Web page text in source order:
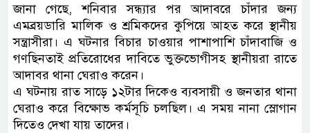
জানা গেছে, শনিবার সন্ধ্যার পর আদাবরে চাঁদার জন্য
এমব্রয়ডারি মালিক ও শ্রমিকদের কুপিয়ে আহত করে স্থানীয়
সন্ত্রাসীরা। এ ঘটনার বিচার চাওয়ার পাশাপাশি চাঁদাবাজি ও
গণছিনতাই প্রতিরোধের দাবিতে ভুক্তভোগীসহ স্থানীয়রা রাতে
আদাবর থানা ঘেরাও করেন।
এ ঘটনায় রাত সাড়ে ১২টার দিকেও ব্যবসায়ী ও জনতার থানা
ঘেরাও করে বিক্ষোভ কর্মসূচি চলছিল। এ সময় নানা স্লোগান
দিতেও দেখা যায় তাদের।